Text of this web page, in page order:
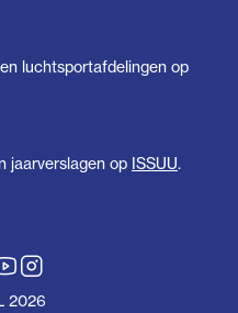
luchtsportafdelingen op
jaarverslagen op ISSUU.
2026